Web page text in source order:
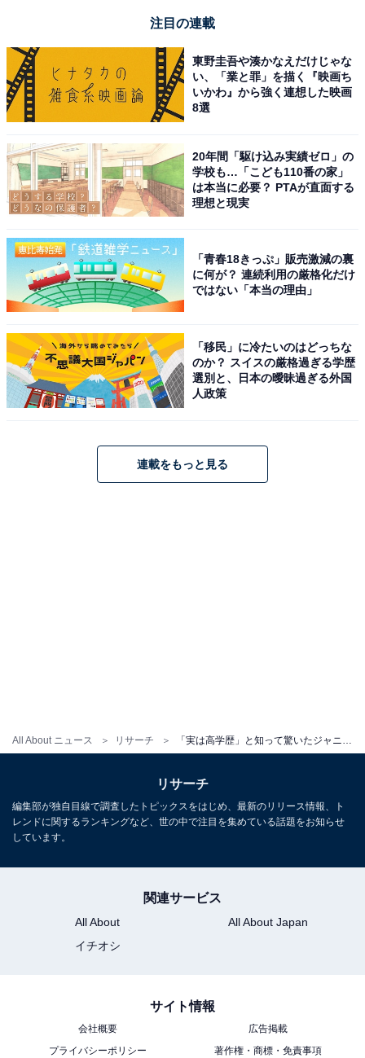
All About ニュース リサーチ
第2位：中丸雄一（KAT-TUN）早稲田大学卒業
100票
View this post on Instagram
はグループとしても多忙だった時期にもかかわらず5年
した情報番組『シューイチ』では、現在もコメンテータ
ーとしてレギュラー出演しています。中丸さんを選んだ
方からは、こんな声が集まりました。
を売りにしていない（30代女性）」
「グループでは天然キャラで少し抜けてて勉強が苦手な
「そのようなキャラ付けをされているのは見たことがな
注目の連載
東野圭吾や湊かなえだけじゃな
い、「業と罪」を描く『映画ち
いかわ』から強く連想した映画
8選
20年間「駆け込み実績ゼロ」の
学校も…「こども110番の家」
は本当に必要？ PTAが直面する
理想と現実
「青春18きっぷ」販売激減の裏
に何が？ 連続利用の厳格化だけ
ではない「本当の理由」
「移民」に冷たいのはどっちな
のか？ スイスの厳格過ぎる学歴
選別と、日本の曖昧過ぎる外国
人政策
連載をもっと見る
リサーチ
編集部が独自目線で調査したトピックスをはじめ、最新のリリース情報、ト
レンドに関するランキングなど、世の中で注目を集めている話題をお知らせ
しています。
関連サービス
All About
All About Japan
イチオシ
サイト情報
会社概要
広告掲載
プライバシーポリシー
著作権・商標・免責事項